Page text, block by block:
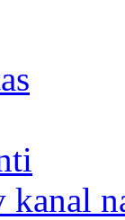
kanal